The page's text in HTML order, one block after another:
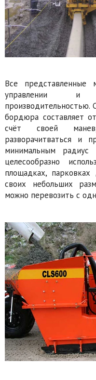
Все
управлении и
производительностью.
бордюра составляет
счёт своей
разворачитваться и
минимальным радиус
целесообразно
площадках,
своих небольших
можно перевозить с